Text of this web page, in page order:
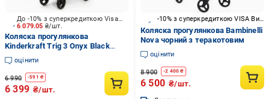
6 079.05 ₴/шт.
До -10% з суперкредиткою Visa Вигода
Коляска прогулянкова
Kinderkraft Trig 3 Onyx Black
(KSTRIG03BLK0000)
оцінити
6 990 -591 ₴
6 399 ₴/шт.
-10% з суперкредиткою VISA Вигода
Коляска прогулянкова Bambinelli
Nova чорний з теракотовим
оцінити
8 900 -2 400 ₴
6 500 ₴/шт.